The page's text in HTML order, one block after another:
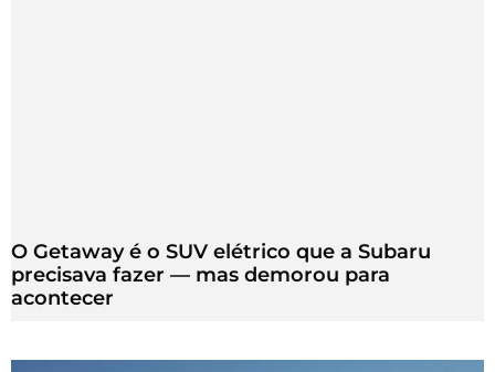
O Getaway é o SUV elétrico que a Subaru
precisava fazer — mas demorou para
acontecer